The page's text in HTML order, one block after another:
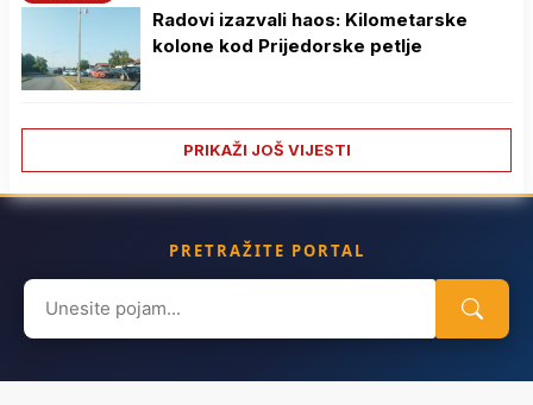
Radovi izazvali haos: Kilometarske
kolone kod Prijedorske petlje
PRIKAŽI JOŠ VIJESTI
PRETRAŽITE PORTAL
Search
for: